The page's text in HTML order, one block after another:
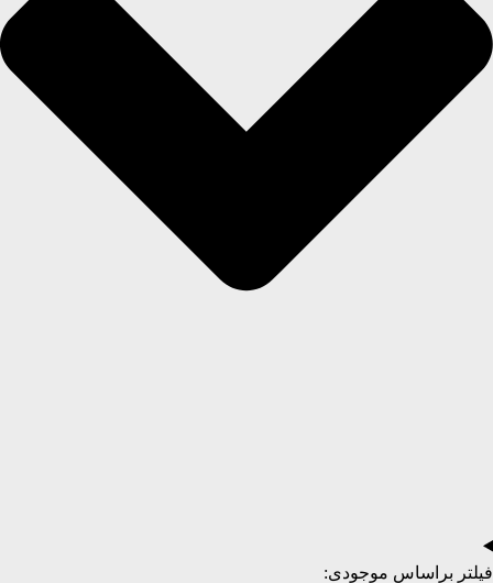
فیلتر براساس موجودی: